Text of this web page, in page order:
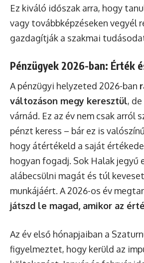
Ez kiváló időszak arra, hogy
vagy továbbképzéseken vegyél
gazdagítják a szakmai
Pénzügyek 2026-ban: Érték
A pénzügyi helyzeted 2026-ban
változáson megy keresztül,
várnád. Ez az év nem csak arról
pénzt keress – bár ez is
hogy átértékeld a saját
hogyan fogadj. Sok Halak jegyű
alábecsülni magát és túl
munkájáért. A 2026-os év
játszd le magad, amikor az
Az év első hónapjaiban a
figyelmeztet, hogy kerüld az